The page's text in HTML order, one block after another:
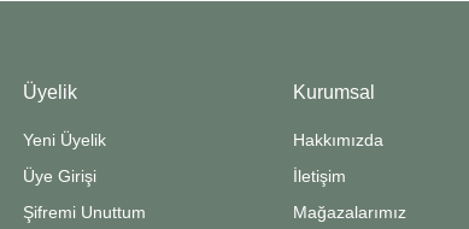
Üyelik
Yeni Üyelik
Üye Girişi
Şifremi Unuttum
Kurumsal
Hakkımızda
İletişim
Mağazalarımız